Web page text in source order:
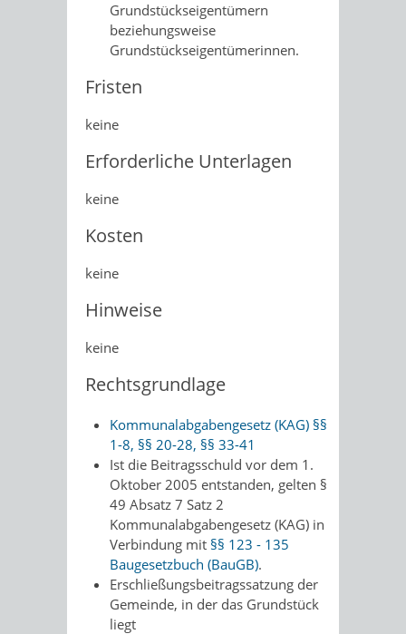
Grundstückseigentümern
beziehungsweise
Grundstückseigentümerinnen.
Fristen
keine
Erforderliche Unterlagen
keine
Kosten
keine
Hinweise
keine
Rechtsgrundlage
Kommunalabgabengesetz (KAG) §§
1-8, §§ 20-28, §§ 33-41
Ist die Beitragsschuld vor dem 1.
Oktober 2005 entstanden, gelten §
49 Absatz 7 Satz 2
Kommunalabgabengesetz (KAG) in
Verbindung mit §§ 123 - 135
Baugesetzbuch (BauGB).
Erschließungsbeitragssatzung der
Gemeinde, in der das Grundstück
liegt